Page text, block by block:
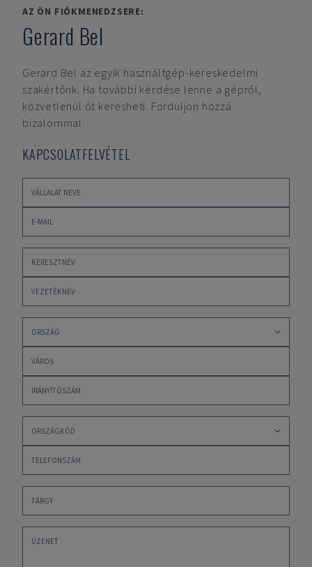
AZ ÖN FIÓKMENEDZSERE:
Gerard Bel
Gerard Bel az egyik használtgép-kereskedelmi
szakértőnk. Ha további kérdése lenne a gépről,
közvetlenül őt keresheti. Forduljon hozzá
bizalommal.
KAPCSOLATFELVÉTEL